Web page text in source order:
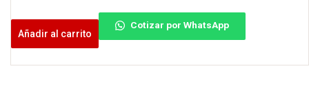
Añadir al carrito
Cotizar por WhatsApp